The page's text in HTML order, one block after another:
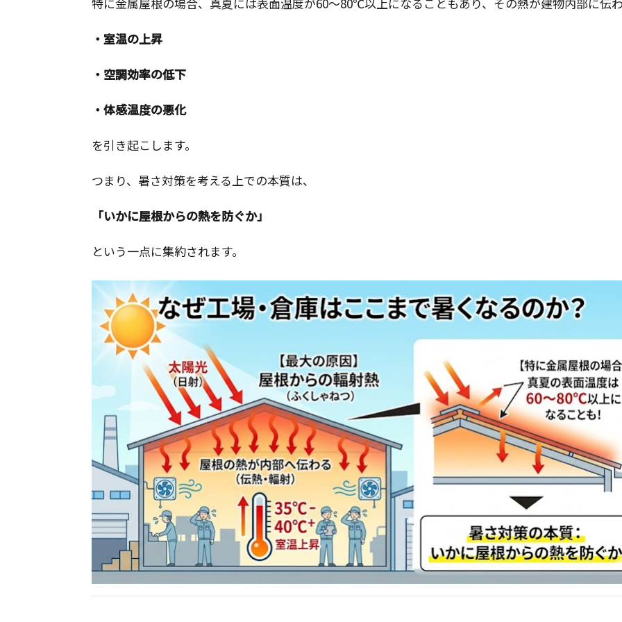
・室温の上昇
・空調効率の低下
・体感温度の悪化
を引き起こします。
つまり、暑さ対策を考える上での本質は、
「いかに屋根からの熱を防ぐか」
という一点に集約されます。